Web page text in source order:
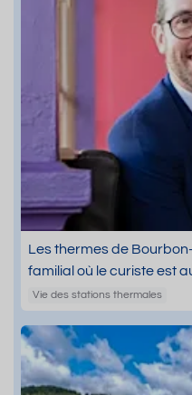
Les thermes de
familial où le curiste est
Vie des stations thermales